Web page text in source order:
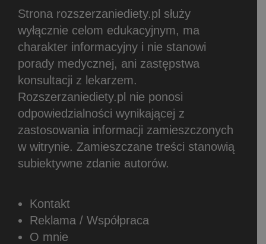
Strona rozszerzaniediety.pl służy
wyłącznie celom edukacyjnym, ma
charakter informacyjny i nie stanowi
porady medycznej, ani zastępstwa
konsultacji z lekarzem.
Rozszerzaniediety.pl nie ponosi
odpowiedzialności wynikającej z
zastosowania informacji zamieszczonych
w witrynie. Zamieszczane treści stanowią
subiektywne zdanie autorów.
Kontakt
Reklama / Współpraca
O mnie